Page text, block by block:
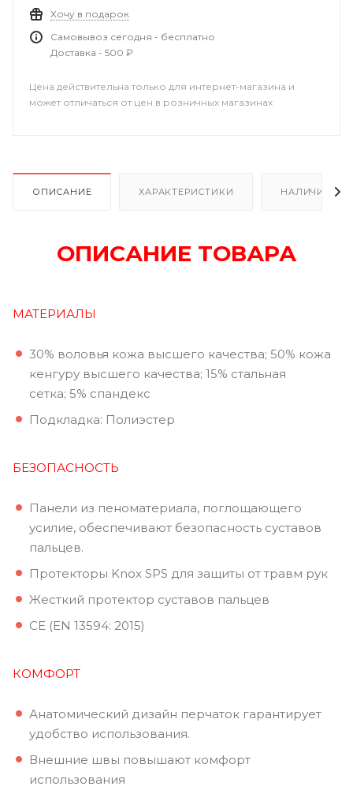
Хочу в подарок
Самовывоз сегодня - бесплатно
Доставка - 500 ₽
Цена действительна только для интернет-магазина и
может отличаться от цен в розничных магазинах
ОПИСАНИЕ ХАРАКТЕРИСТИКИ НАЛИЧИЕ
ОПИСАНИЕ ТОВАРА
МАТЕРИАЛЫ
30% воловья кожа высшего качества; 50% кожа
кенгуру высшего качества; 15% стальная
сетка; 5% спандекс
Подкладка: Полиэстер
БЕЗОПАСНОСТЬ
Панели из пеноматериала, поглощающего
усилие, обеспечивают безопасность суставов
пальцев.
Протекторы Knox SPS для защиты от травм рук
Жесткий протектор суставов пальцев
CE (EN 13594: 2015)
КОМФОРТ
Анатомический дизайн перчаток гарантирует
удобство использования.
Внешние швы повышают комфорт
использования